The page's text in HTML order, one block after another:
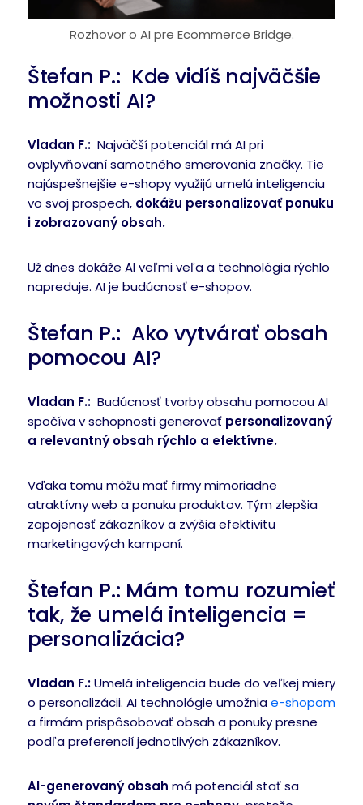
Rozhovor o AI pre Ecommerce Bridge.
Štefan P.: Kde vidíš najväčšie
možnosti AI?
Vladan F.: Najväčší potenciál má AI pri
ovplyvňovaní samotného smerovania značky. Tie
najúspešnejšie e-shopy využijú umelú inteligenciu
vo svoj prospech, dokážu personalizovať ponuku
i zobrazovaný obsah.
Už dnes dokáže AI veľmi veľa a technológia rýchlo
napreduje. AI je budúcnosť e-shopov.
Štefan P.: Ako vytvárať obsah
pomocou AI?
Vladan F.: Budúcnosť tvorby obsahu pomocou AI
spočíva v schopnosti generovať personalizovaný
a relevantný obsah rýchlo a efektívne.
Vďaka tomu môžu mať firmy mimoriadne
atraktívny web a ponuku produktov. Tým zlepšia
zapojenosť zákazníkov a zvýšia efektivitu
marketingových kampaní.
Štefan P.: Mám tomu rozumieť
tak, že umelá inteligencia =
personalizácia?
Vladan F.:Umelá inteligencia bude do veľkej miery
o personalizácii. AI technológie umožniae-shopom
a firmám prispôsobovať obsah a ponuky presne
podľa preferencií jednotlivých zákazníkov.
AI-generovaný obsah má potenciál stať sa